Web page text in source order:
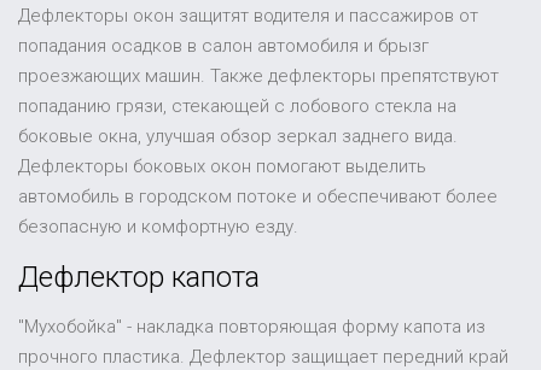
Дефлекторы окон защитят водителя и пассажиров от
попадания осадков в салон автомобиля и брызг
проезжающих машин. Также дефлекторы препятствуют
попаданию грязи, стекающей с лобового стекла на
боковые окна, улучшая обзор зеркал заднего вида.
Дефлекторы боковых окон помогают выделить
автомобиль в городском потоке и обеспечивают более
безопасную и комфортную езду.
Дефлектор капота
"Мухобойка" - накладка повторяющая форму капота из
прочного пластика. Дефлектор защищает передний край